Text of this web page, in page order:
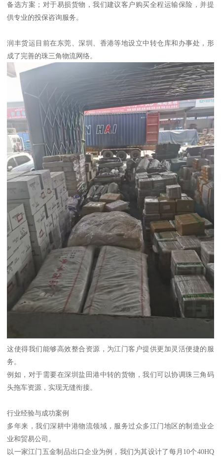
备选方案；对于易损货物，我们建议客户购买全程运输保险，并提
供专业的投保咨询服务。
润丰货运目前在东莞、深圳、香港等地设立中转仓库和办事处，形
成了完善的珠三角物流网络。
这使得我们能够高效整合资源，为江门客户提供更加灵活便捷的服
务。
例如，对于需要在深圳盐田港中转的货物，我们可以协调珠三角码
头拖车资源，实现无缝衔接。
行业经验与成功案例
多年来，我们深耕中港物流领域，服务过众多江门地区的制造业企
业和贸易公司。
以一家江门五金制品出口企业为例，我们为其设计了每月10个40HQ